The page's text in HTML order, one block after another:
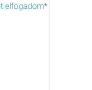
elfogadom*